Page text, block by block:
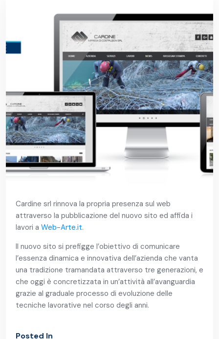
Cardine srl rinnova la propria presenza sul web
attraverso la pubblicazione del nuovo sito ed affida i
lavori a Web-Arte.it.
Il nuovo sito si prefigge l’obiettivo di comunicare
l’essenza dinamica e innovativa dell’azienda che vanta
una tradizione tramandata attraverso tre generazioni, e
che oggi è concretizzata in un’attività all’avanguardia
grazie al graduale processo di evoluzione delle
tecniche lavorative nel corso degli anni.
Posted In